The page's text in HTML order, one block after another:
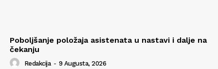
Poboljšanje položaja asistenata u nastavi i dalje na
čekanju
Redakcija - 9 Augusta, 2026